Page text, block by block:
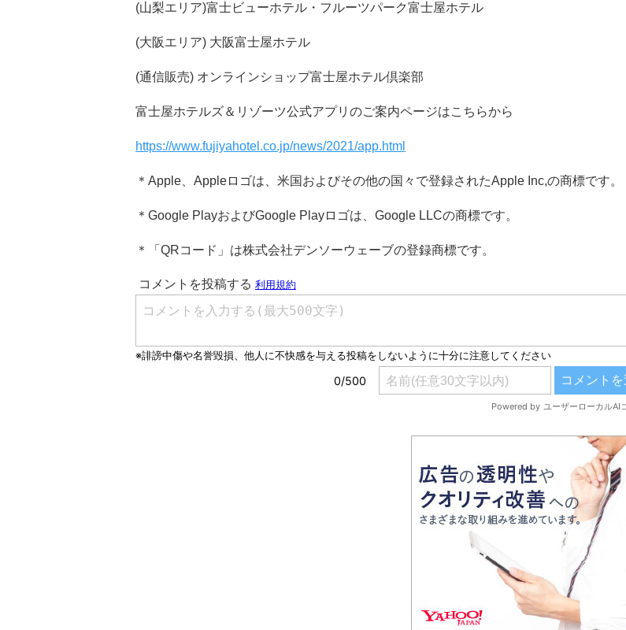
(山梨エリア)富士ビューホテル・フルーツパーク富士屋ホテル
(大阪エリア) 大阪富士屋ホテル
(通信販売) オンラインショップ富士屋ホテル倶楽部
富士屋ホテルズ＆リゾーツ公式アプリのご案内ページはこちらから
https://www.fujiyahotel.co.jp/news/2021/app.html
＊Apple、Appleロゴは、米国およびその他の国々で登録されたApple Inc,の商標です。
＊Google PlayおよびGoogle Playロゴは、Google LLCの商標です。
＊「QRコード」は株式会社デンソーウェーブの登録商標です。